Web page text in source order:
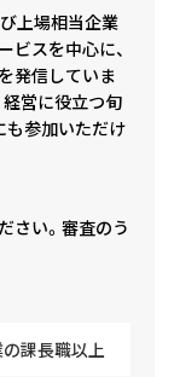
上場相当企業
ビスを中心に、
発信していま
営に役立つ旬
も参加いただけ
さい。審査のう
課長職以上